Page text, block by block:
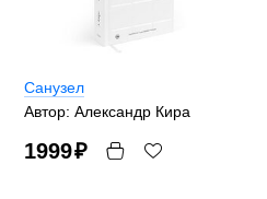
Санузел
Автор: Александр Кира
1999₽